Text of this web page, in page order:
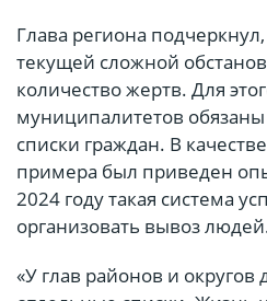
Глава региона
текущей сложной
количество жертв. Для
муниципалитетов
списки граждан. В
примера был приведен
2024 году такая система
организовать вывоз
«У глав районов и